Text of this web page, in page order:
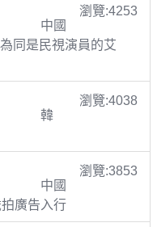
瀏覽:4253
中國
同是民視演員的艾
瀏覽:4038
韓
瀏覽:3853
中國
廣告入行